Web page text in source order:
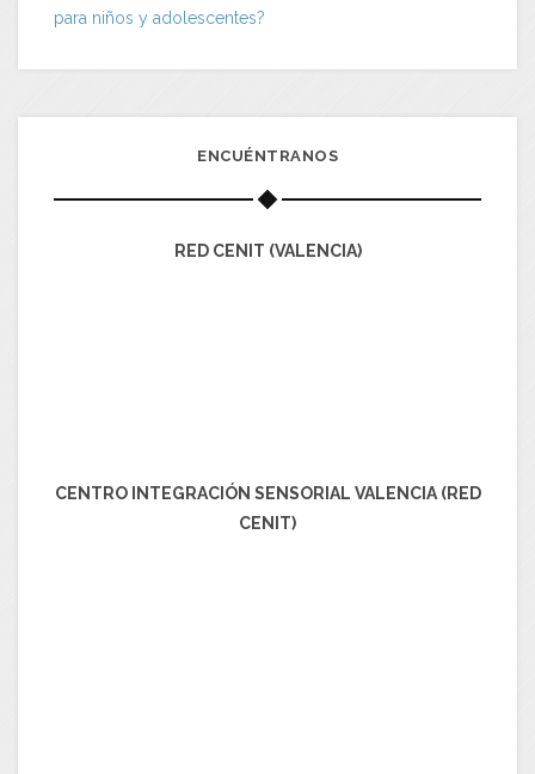
para niños y adolescentes?
ENCUÉNTRANOS
RED CENIT (VALENCIA)
CENTRO INTEGRACIÓN SENSORIAL VALENCIA (RED
CENIT)